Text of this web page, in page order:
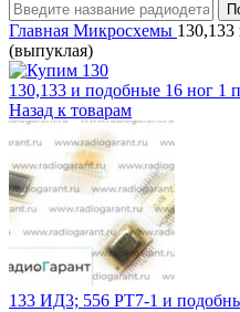
Главная Микросхемы
(выпуклая)
130,133 и подобные 16 ног 1
Назад к товарам
133 ИД3; 556 РТ7-1 и